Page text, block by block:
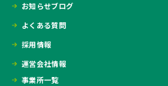
お知らせブログ
よくある質問
採用情報
運営会社情報
事業所一覧